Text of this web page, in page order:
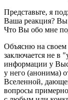
Представьте, я
Ваша реакция? Вы
Что Вы обо мне
Объясню на
заключается не в
информации у
у него (анонима)
Вселенной,
вопросы